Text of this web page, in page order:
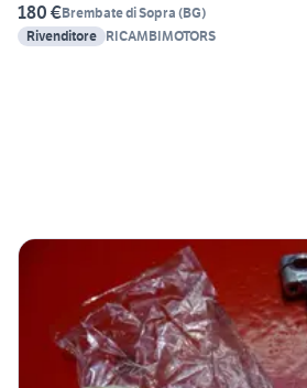
180 €Brembate di Sopra (BG)
Rivenditore RICAMBIMOTORS